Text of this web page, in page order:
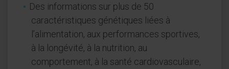
Des informations sur plus de 50
caractéristiques génétiques liées à
l’alimentation, aux performances sportives,
à la longévité, à la nutrition, au
comportement, à la santé cardiovasculaire,